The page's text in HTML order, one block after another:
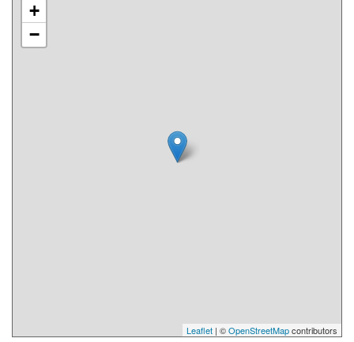
+
−
Leaflet | ©OpenStreetMapcontributors